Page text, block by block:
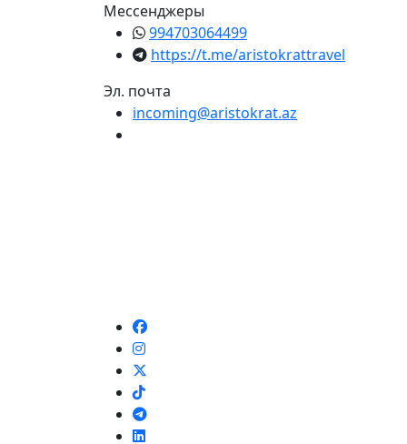
Мессенджеры
994703064499
https://t.me/aristokrattravel
Эл. почта
incoming@aristokrat.az